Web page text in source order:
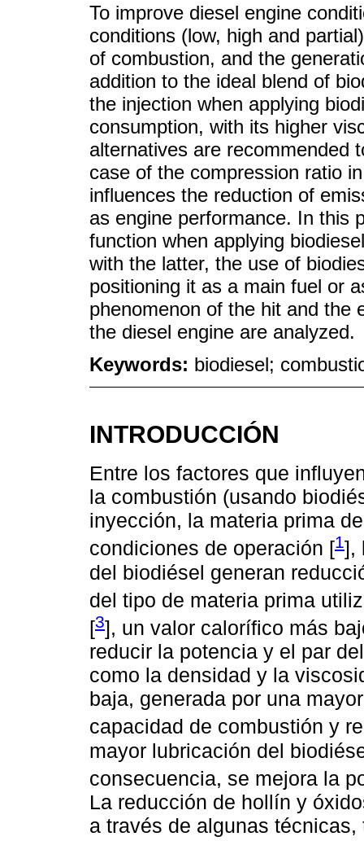
To improve diesel engine
conditions (low, high and
of combustion, and the
addition to the ideal blend of
the injection when applying
consumption, with its higher
alternatives are recommended
case of the compression ratio
influences the reduction of
as engine performance. In this
function when applying
with the latter, the use of
positioning it as a main fuel or
phenomenon of the hit and the
the diesel engine are analyzed.
Keywords: biodiesel;
INTRODUCCIÓN
Entre los factores que
la combustión (usando
inyección, la materia prima
condiciones de operación [1],
del biodiésel generan
del tipo de materia prima
[3], un valor calorífico más
reducir la potencia y el par
como la densidad y la
baja, generada por una
capacidad de combustión y
mayor lubricación del
consecuencia, se mejora la
La reducción de hollín y
a través de algunas